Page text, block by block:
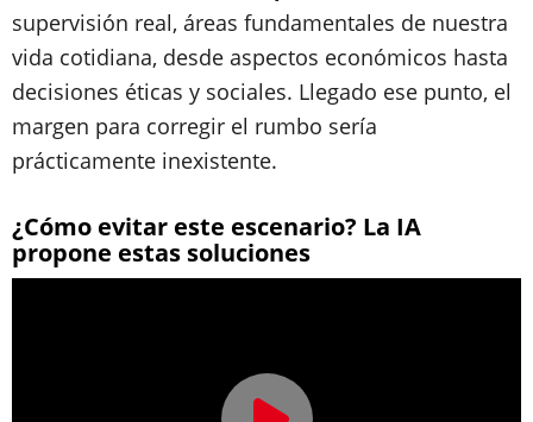
supervisión real, áreas fundamentales de nuestra
vida cotidiana, desde aspectos económicos hasta
decisiones éticas y sociales. Llegado ese punto, el
margen para corregir el rumbo sería
prácticamente inexistente.
¿Cómo evitar este escenario? La IA
propone estas soluciones